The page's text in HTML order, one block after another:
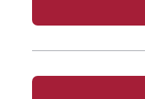
Wirtschaftsunterricht